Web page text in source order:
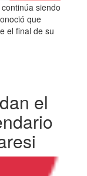
siendo
que
el final de su
el